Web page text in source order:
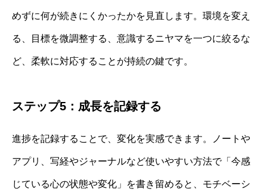
めずに何が続きにくかったかを見直します。環境を変え
る、目標を微調整する、意識するニヤマを一つに絞るな
ど、柔軟に対応することが持続の鍵です。
ステップ5：成長を記録する
進捗を記録することで、変化を実感できます。ノートや
アプリ、写経やジャーナルなど使いやすい方法で「今感
じている心の状態や変化」を書き留めると、モチベーシ